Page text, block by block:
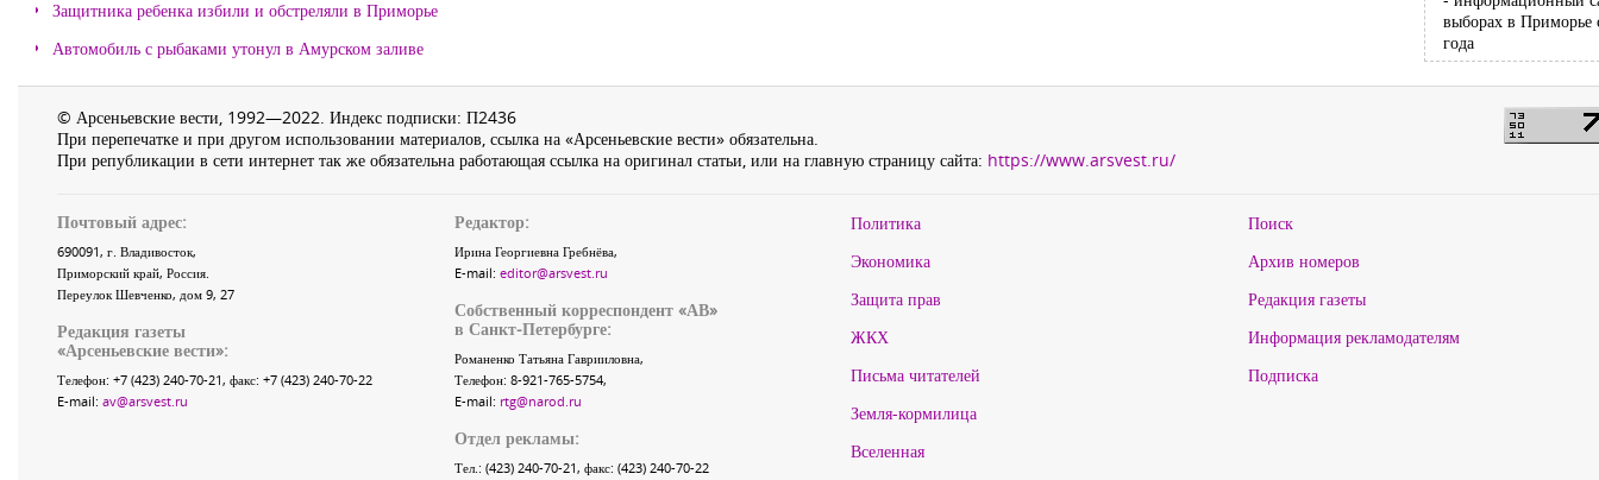
Защитника ребенка избили и обстреляли в Приморье
Автомобиль с рыбаками утонул в Амурском заливе
выборах в Приморье
года
© Арсеньевские вести, 1992—2022. Индекс подписки: П2436
При перепечатке и при другом использовании материалов, ссылка на «Арсеньевские вести» обязательна.
При републикации в сети интернет так же обязательна работающая ссылка на оригинал статьи, или на главную страницу сайта: https://www.arsvest.ru/
Почтовый адрес:
690091, г. Владивосток,
Приморский край, Россия.
Переулок Шевченко, дом 9, 27
Редакция газеты
«Арсеньевские вести»:
Телефон: +7 (423) 240-70-21, факс: +7 (423) 240-70-22
E-mail: av@arsvest.ru
Редактор:
Ирина Георгиевна Гребнёва,
E-mail: editor@arsvest.ru
Собственный корреспондент «АВ»
в Санкт-Петербурге:
Романенко Татьяна Гаврииловна,
Телефон: 8-921-765-5754,
E-mail: rtg@narod.ru
Отдел рекламы:
Тел.: (423) 240-70-21, факс: (423) 240-70-22
Политика
Экономика
Защита прав
ЖКХ
Письма читателей
Земля-кормилица
Вселенная
Поиск
Архив номеров
Редакция газеты
Информация рекламодателям
Подписка